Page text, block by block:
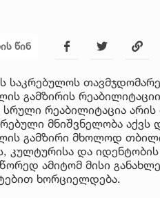
წინ
საკრებულოს
გამზირის
სრული რეაბილიტაცია
მნიშვნელობა აქვს
გამზირი მხოლოდ
კულტურისა და
ამიტომ მისი
ხორციელდება.